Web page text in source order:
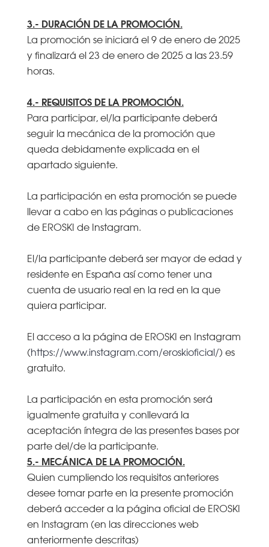
3.- DURACIÓN DE LA PROMOCIÓN.
La promoción se iniciará el 9 de enero de 2025
y finalizará el 23 de enero de 2025 a las 23.59
horas.
4.- REQUISITOS DE LA PROMOCIÓN.
Para participar, el/la participante deberá
seguir la mecánica de la promoción que
queda debidamente explicada en el
apartado siguiente.
La participación en esta promoción se puede
llevar a cabo en las páginas o publicaciones
de EROSKI de Instagram.
El/la participante deberá ser mayor de edad y
residente en España así como tener una
cuenta de usuario real en la red en la que
quiera participar.
El acceso a la página de EROSKI en Instagram
(https://www.instagram.com/eroskioficial/) es
gratuito.
La participación en esta promoción será
igualmente gratuita y conllevará la
aceptación íntegra de las presentes bases por
parte del/de la participante.
5.- MECÁNICA DE LA PROMOCIÓN.
Quien cumpliendo los requisitos anteriores
desee tomar parte en la presente promoción
deberá acceder a la página oficial de EROSKI
en Instagram (en las direcciones web
anteriormente descritas)